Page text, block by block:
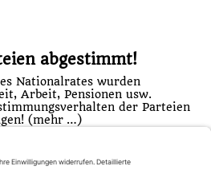
abgestimmt!
Nationalrates wurden
Arbeit, Pensionen usw.
der Parteien
(mehr …)